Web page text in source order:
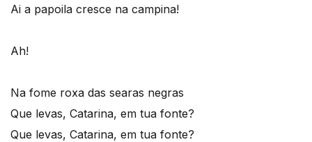
Ai a papoila cresce na campina!
Ah!
Na fome roxa das searas negras
Que levas, Catarina, em tua fonte?
Que levas, Catarina, em tua fonte?